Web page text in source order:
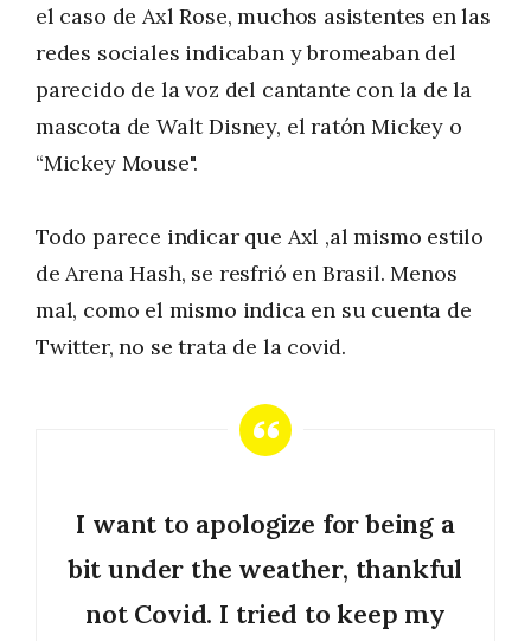
el caso de Axl Rose, muchos asistentes en las
redes sociales indicaban y bromeaban del
parecido de la voz del cantante con la de la
mascota de Walt Disney, el ratón Mickey o
“Mickey Mouse".
Todo parece indicar que Axl ,al mismo estilo
de Arena Hash, se resfrió en Brasil. Menos
mal, como el mismo indica en su cuenta de
Twitter, no se trata de la covid.
I want to apologize for being a
bit under the weather, thankful
not Covid. I tried to keep my